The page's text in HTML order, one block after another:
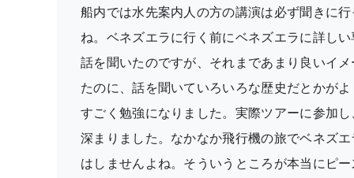
船内では水先案内人の方の講演は必ず聞きに
ね。ベネズエラに行く前にベネズエラに詳し
話を聞いたのですが、それまであまり良いイ
たのに、話を聞いていろいろな歴史だとかが
すごく勉強になりました。実際ツアーに参加
深まりました。なかなか飛行機の旅でベネズ
はしませんよね。そういうところが本当にピ